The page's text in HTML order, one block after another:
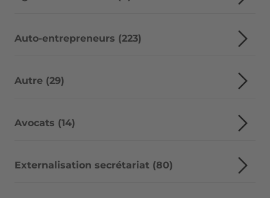
Auto-entrepreneurs (223)
Autre (29)
Avocats (14)
Externalisation secrétariat (80)